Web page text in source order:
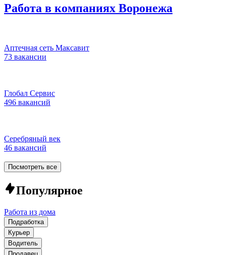
Работа в компаниях Воронежа
Аптечная сеть Максавит
73 вакансии
Глобал Сервис
496 вакансий
Серебряный век
46 вакансий
Посмотреть все
Популярное
Работа из дома
Подработка
Курьер
Водитель